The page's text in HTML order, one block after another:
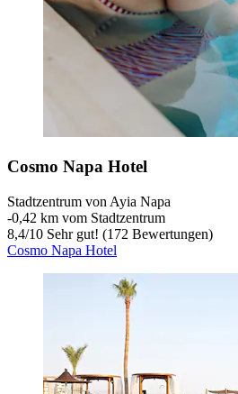
Cosmo Napa Hotel
Stadtzentrum von Ayia Napa
‐0,42 km vom Stadtzentrum
8,4/10 Sehr gut! (172 Bewertungen)
Cosmo Napa Hotel